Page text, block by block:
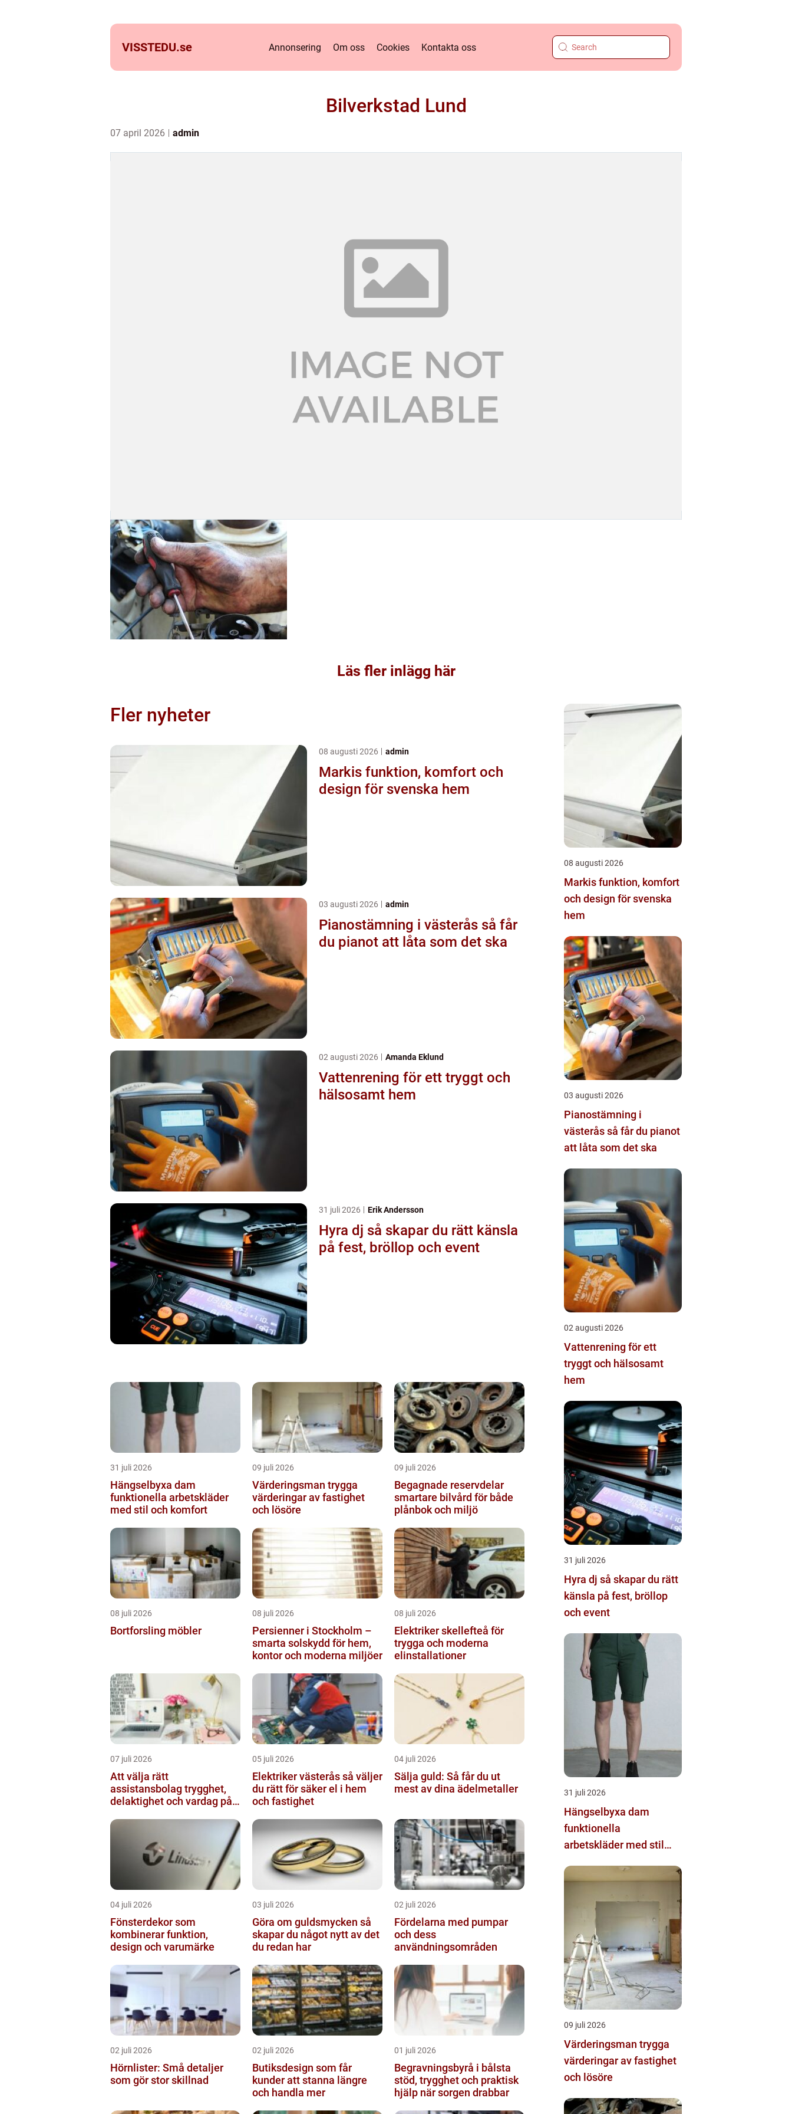
VISSTEDU.se Annonsering Om oss Cookies Kontakta oss
Bilverkstad Lund
07 april 2026 admin
Läs fler inlägg här
Fler nyheter
08 augusti 2026 admin
Markis funktion, komfort och
design för svenska hem
03 augusti 2026 admin
Pianostämning i västerås så får
du pianot att låta som det ska
02 augusti 2026 Amanda Eklund
Vattenrening för ett tryggt och
hälsosamt hem
31 juli 2026 Erik Andersson
Hyra dj så skapar du rätt känsla
på fest, bröllop och event
31 juli 2026
Hängselbyxa dam
funktionella arbetskläder
med stil och komfort
09 juli 2026
Värderingsman trygga
värderingar av fastighet
och lösöre
09 juli 2026
Begagnade reservdelar
smartare bilvård för både
plånbok och miljö
08 juli 2026
Bortforsling möbler
08 juli 2026
Persienner i Stockholm –
smarta solskydd för hem,
kontor och moderna miljöer
08 juli 2026
Elektriker skellefteå för
trygga och moderna
elinstallationer
07 juli 2026
Att välja rätt
assistansbolag trygghet,
delaktighet och vardag på
05 juli 2026
Elektriker västerås så väljer
du rätt för säker el i hem
och fastighet
04 juli 2026
Sälja guld: Så får du ut
mest av dina ädelmetaller
04 juli 2026
Fönsterdekor som
kombinerar funktion,
design och varumärke
03 juli 2026
Göra om guldsmycken så
skapar du något nytt av det
du redan har
02 juli 2026
Fördelarna med pumpar
och dess
användningsområden
02 juli 2026
Hörnlister: Små detaljer
som gör stor skillnad
02 juli 2026
Butiksdesign som får
kunder att stanna längre
och handla mer
01 juli 2026
Begravningsbyrå i bålsta
stöd, trygghet och praktisk
hjälp när sorgen drabbar
08 augusti 2026
Markis funktion, komfort
och design för svenska
hem
03 augusti 2026
Pianostämning i
västerås så får du pianot
att låta som det ska
02 augusti 2026
Vattenrening för ett
tryggt och hälsosamt
hem
31 juli 2026
Hyra dj så skapar du rätt
känsla på fest, bröllop
och event
31 juli 2026
Hängselbyxa dam
funktionella
arbetskläder med stil
09 juli 2026
Värderingsman trygga
värderingar av fastighet
och lösöre